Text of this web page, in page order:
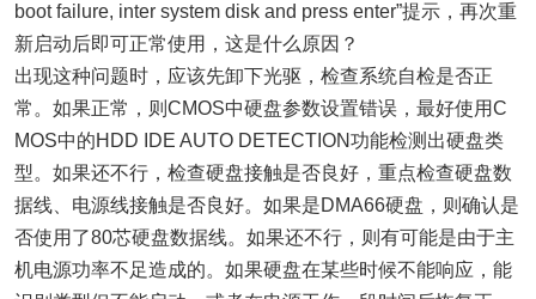
boot failure, inter system disk and press enter”提示，再次重
新启动后即可正常使用，这是什么原因？
出现这种问题时，应该先卸下光驱，检查系统自检是否正
常。如果正常，则CMOS中硬盘参数设置错误，最好使用C
MOS中的HDD IDE AUTO DETECTION功能检测出硬盘类
型。如果还不行，检查硬盘接触是否良好，重点检查硬盘数
据线、电源线接触是否良好。如果是DMA66硬盘，则确认是
否使用了80芯硬盘数据线。如果还不行，则有可能是由于主
机电源功率不足造成的。如果硬盘在某些时候不能响应，能